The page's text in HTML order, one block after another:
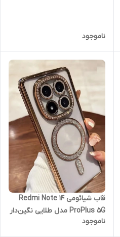
ناموجود
قاب شیائومی Redmi Note 14
ProPlus 5G مدل طلایی نگین‌دار
محافظ لنزدار برای نوت 14
ناموجود